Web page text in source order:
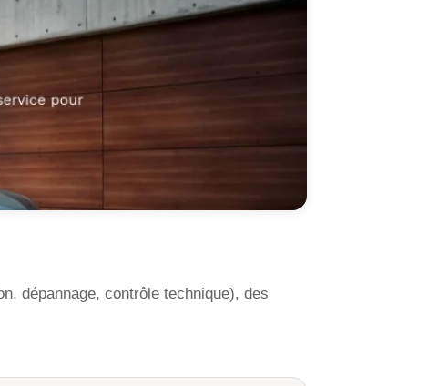
dépannage, contrôle technique), des